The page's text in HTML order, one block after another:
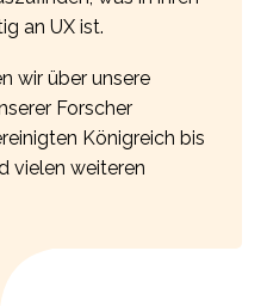
an UX ist.
wir über unsere
Forscher
Königreich bis
vielen weiteren